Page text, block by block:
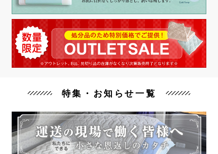
特集・お知らせ一覧